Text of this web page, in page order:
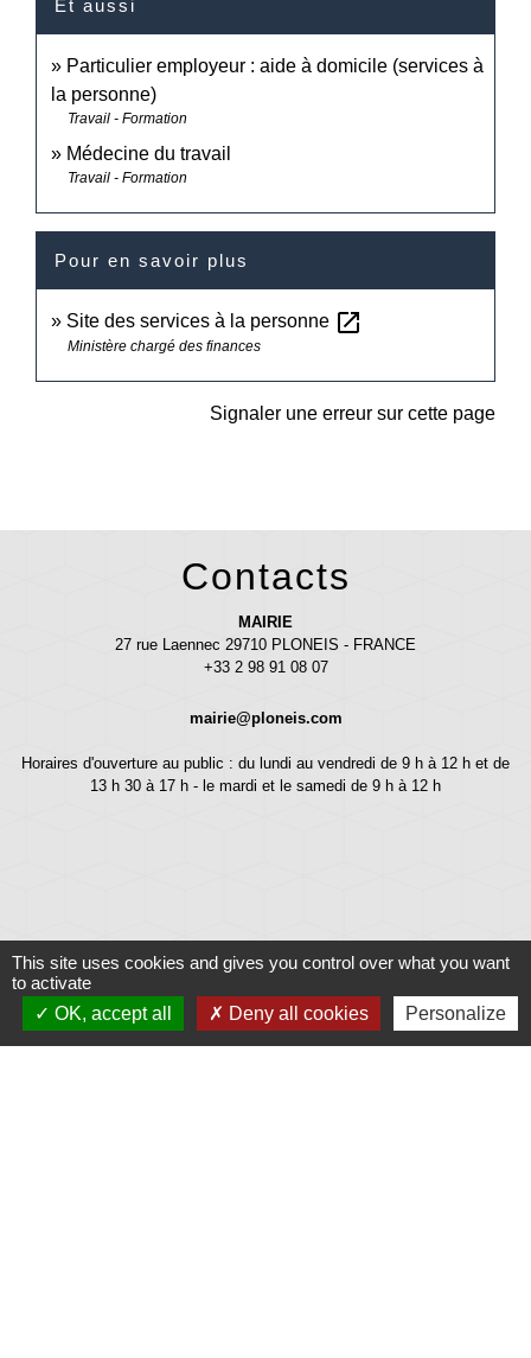
Et aussi
Particulier employeur : aide à domicile (services à
la personne)
Travail - Formation
Médecine du travail
Travail - Formation
Pour en savoir plus
Site des services à la personne open_in_new
Ministère chargé des finances
Signaler une erreur sur cette page
Contacts
MAIRIE
27 rue Laennec 29710 PLONEIS - FRANCE
+33 2 98 91 08 07
mairie@ploneis.com
Horaires d'ouverture au public : du lundi au vendredi de 9 h à 12 h et de
13 h 30 à 17 h - le mardi et le samedi de 9 h à 12 h
Liens
This site uses cookies and gives you control over what you want
to activate
OK, accept all
Deny all cookies Personalize